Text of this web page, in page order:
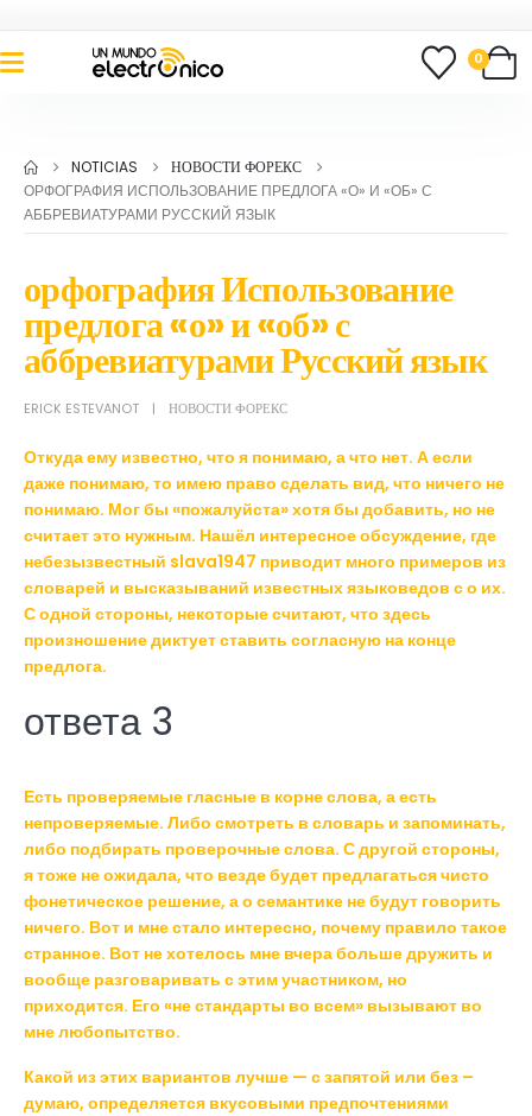
0
NOTICIAS
НОВОСТИ ФОРЕКС
ОРФОГРАФИЯ ИСПОЛЬЗОВАНИЕ ПРЕДЛОГА «О» И «ОБ» С
АББРЕВИАТУРАМИ РУССКИЙ ЯЗЫК
орфография Использование
предлога «о» и «об» с
аббревиатурами Русский язык
ERICK ESTEVANOT НОВОСТИ ФОРЕКС
Откуда ему известно, что я понимаю, а что нет. А если
даже понимаю, то имею право сделать вид, что ничего не
понимаю. Мог бы «пожалуйста» хотя бы добавить, но не
считает это нужным. Нашёл интересное обсуждение, где
небезызвестный slava1947 приводит много примеров из
словарей и высказываний известных языковедов с о их.
С одной стороны, некоторые считают, что здесь
произношение диктует ставить согласную на конце
предлога.
ответа 3
Есть проверяемые гласные в корне слова, а есть
непроверяемые. Либо смотреть в словарь и запоминать,
либо подбирать проверочные слова. С другой стороны,
я тоже не ожидала, что везде будет предлагаться чисто
фонетическое решение, а о семантике не будут говорить
ничего. Вот и мне стало интересно, почему правило такое
странное. Вот не хотелось мне вчера больше дружить и
вообще разговаривать с этим участником, но
приходится. Его «не стандарты во всем» вызывают во
мне любопытство.
Какой из этих вариантов лучше — с запятой или без –
думаю, определяется вкусовыми предпочтениями